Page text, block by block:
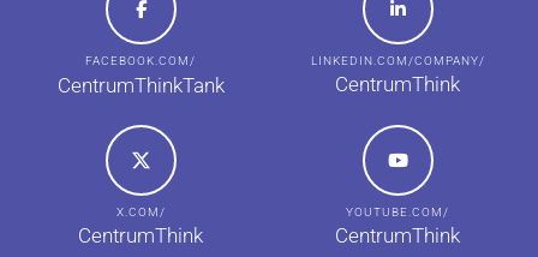
FACEBOOK.COM/
CentrumThinkTank
LINKEDIN.COM/COMPANY/
CentrumThink
X.COM/
CentrumThink
YOUTUBE.COM/
CentrumThink